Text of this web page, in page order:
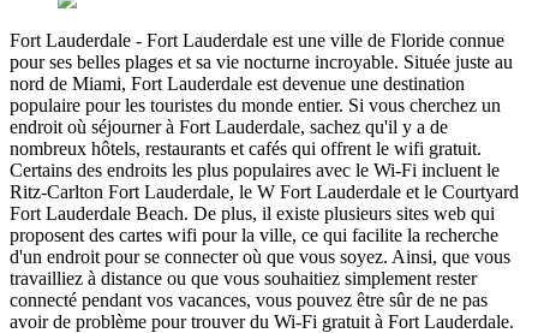
Fort Lauderdale - Fort Lauderdale est une ville de Floride connue
pour ses belles plages et sa vie nocturne incroyable. Située juste au
nord de Miami, Fort Lauderdale est devenue une destination
populaire pour les touristes du monde entier. Si vous cherchez un
endroit où séjourner à Fort Lauderdale, sachez qu'il y a de
nombreux hôtels, restaurants et cafés qui offrent le wifi gratuit.
Certains des endroits les plus populaires avec le Wi-Fi incluent le
Ritz-Carlton Fort Lauderdale, le W Fort Lauderdale et le Courtyard
Fort Lauderdale Beach. De plus, il existe plusieurs sites web qui
proposent des cartes wifi pour la ville, ce qui facilite la recherche
d'un endroit pour se connecter où que vous soyez. Ainsi, que vous
travailliez à distance ou que vous souhaitiez simplement rester
connecté pendant vos vacances, vous pouvez être sûr de ne pas
avoir de problème pour trouver du Wi-Fi gratuit à Fort Lauderdale.